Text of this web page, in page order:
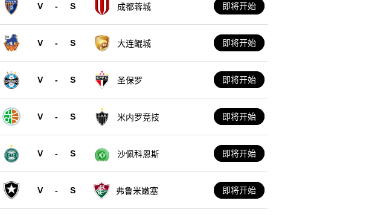
V - S 成都蓉城 即将开始
V - S 大连鲲城 即将开始
V - S 圣保罗 即将开始
V - S 米内罗竞技 即将开始
V - S 沙佩科恩斯 即将开始
V - S 弗鲁米嫩塞 即将开始